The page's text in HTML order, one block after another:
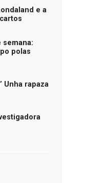
e a
semana:
polas
Unha rapaza